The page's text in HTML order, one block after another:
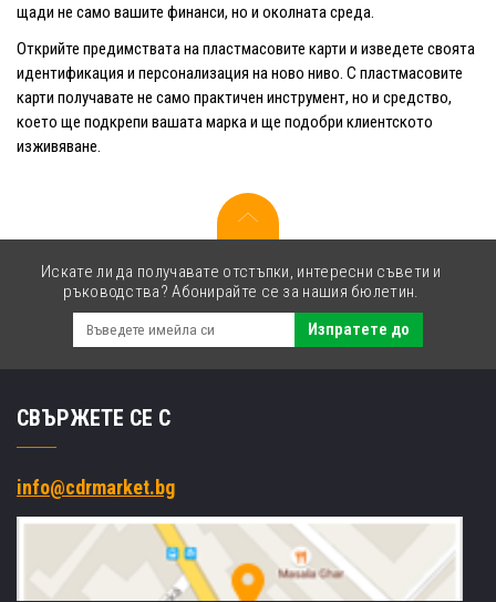
щади не само вашите финанси, но и околната среда.
Открийте предимствата на пластмасовите карти и изведете своята
идентификация и персонализация на ново ниво. С пластмасовите
карти получавате не само практичен инструмент, но и средство,
което ще подкрепи вашата марка и ще подобри клиентското
изживяване.
Искате ли да получавате отстъпки, интересни съвети и
ръководства? Абонирайте се за нашия бюлетин.
Изпратете до
СВЪРЖЕТЕ СЕ С
info@cdrmarket.bg